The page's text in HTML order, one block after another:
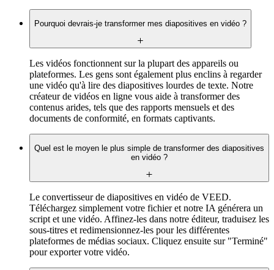
Pourquoi devrais-je transformer mes diapositives en vidéo ?
Les vidéos fonctionnent sur la plupart des appareils ou
plateformes. Les gens sont également plus enclins à regarder
une vidéo qu'à lire des diapositives lourdes de texte. Notre
créateur de vidéos en ligne vous aide à transformer des
contenus arides, tels que des rapports mensuels et des
documents de conformité, en formats captivants.
Quel est le moyen le plus simple de transformer des diapositives
en vidéo ?
Le convertisseur de diapositives en vidéo de VEED.
Téléchargez simplement votre fichier et notre IA générera un
script et une vidéo. Affinez-les dans notre éditeur, traduisez les
sous-titres et redimensionnez-les pour les différentes
plateformes de médias sociaux. Cliquez ensuite sur "Terminé"
pour exporter votre vidéo.